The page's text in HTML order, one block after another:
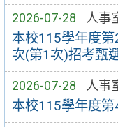
2026-07-28 人事
本校115學年度
次(第1次)招考甄
2026-07-28 人事
本校115學年度